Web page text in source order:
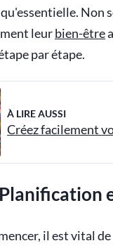
Non
leurbien-être
par étape.
À LIRE AUSSI
Créez facilement
il est vital